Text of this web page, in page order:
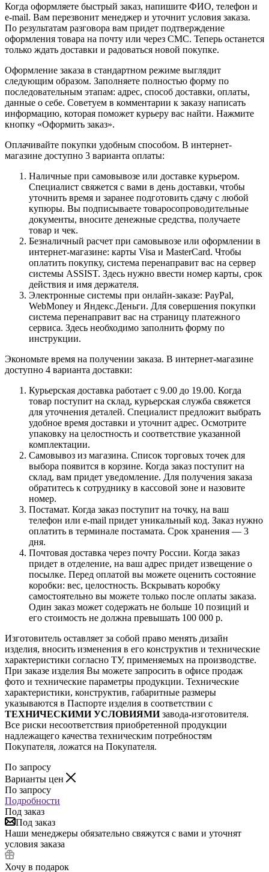
Когда оформляете быстрый заказ, напишите ФИО, телефон и
e-mail. Вам перезвонит менеджер и уточнит условия заказа.
По результатам разговора вам придет подтверждение
оформления товара на почту или через СМС. Теперь останется
только ждать доставки и радоваться новой покупке.
Оформление заказа в стандартном режиме выглядит
следующим образом. Заполняете полностью форму по
последовательным этапам: адрес, способ доставки, оплаты,
данные о себе. Советуем в комментарии к заказу написать
информацию, которая поможет курьеру вас найти. Нажмите
кнопку «Оформить заказ».
Оплачивайте покупки удобным способом. В интернет-
магазине доступно 3 варианта оплаты:
Наличные при самовывозе или доставке курьером.
Специалист свяжется с вами в день доставки, чтобы
уточнить время и заранее подготовить сдачу с любой
купюры. Вы подписываете товаросопроводительные
документы, вносите денежные средства, получаете
товар и чек.
Безналичный расчет при самовывозе или оформлении в
интернет-магазине: карты Visa и MasterCard. Чтобы
оплатить покупку, система перенаправит вас на сервер
системы ASSIST. Здесь нужно ввести номер карты, срок
действия и имя держателя.
Электронные системы при онлайн-заказе: PayPal,
WebMoney и Яндекс.Деньги. Для совершения покупки
система перенаправит вас на страницу платежного
сервиса. Здесь необходимо заполнить форму по
инструкции.
Экономьте время на получении заказа. В интернет-магазине
доступно 4 варианта доставки:
Курьерская доставка работает с 9.00 до 19.00. Когда
товар поступит на склад, курьерская служба свяжется
для уточнения деталей. Специалист предложит выбрать
удобное время доставки и уточнит адрес. Осмотрите
упаковку на целостность и соответствие указанной
комплектации.
Самовывоз из магазина. Список торговых точек для
выбора появится в корзине. Когда заказ поступит на
склад, вам придет уведомление. Для получения заказа
обратитесь к сотруднику в кассовой зоне и назовите
номер.
Постамат. Когда заказ поступит на точку, на ваш
телефон или e-mail придет уникальный код. Заказ нужно
оплатить в терминале постамата. Срок хранения — 3
дня.
Почтовая доставка через почту России. Когда заказ
придет в отделение, на ваш адрес придет извещение о
посылке. Перед оплатой вы можете оценить состояние
коробки: вес, целостность. Вскрывать коробку
самостоятельно вы можете только после оплаты заказа.
Один заказ может содержать не больше 10 позиций и
его стоимость не должна превышать 100 000 р.
Изготовитель оставляет за собой право менять дизайн
изделия, вносить изменения в его конструктив и технические
характеристики согласно ТУ, применяемых на производстве.
При заказе изделия Вы можете запросить в офисе продаж
фото и технические параметры продукции. Технические
характеристики, конструктив, габаритные размеры
указываются в Паспорте изделия в соответствии с
ТЕХНИЧЕСКИМИ УСЛОВИЯМИзавода-изготовителя.
Все риски несоответствия приобретенной продукции
надлежащего качества техническим потребностям
Покупателя, ложатся на Покупателя.
По запросу
Варианты цен
По запросу
Подробности
Под заказ
Под заказ
Наши менеджеры обязательно свяжутся с вами и уточнят
условия заказа
Хочу в подарок